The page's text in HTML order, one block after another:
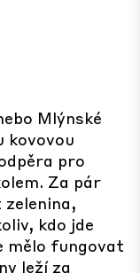
Mlýnské
kovovou
pro
Za pár
zelenina,
kdo jde
mělo fungovat
leží za